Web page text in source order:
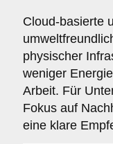
Cloud-basierte
physischer
weniger
Arbeit. Für
Fokus auf
eine klare